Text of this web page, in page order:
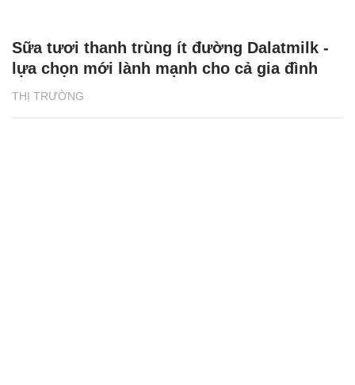
THỊ TRƯỜNG
Sữa tươi thanh trùng ít đường Dalatmilk -
lựa chọn mới lành mạnh cho cả gia đình